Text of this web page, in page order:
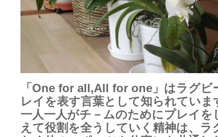
「One for all,All for one」はラグビ
レイを表す言葉として知られていま
一人一人がチ－ムのためにプレイを
えて役割を全うしていく精神は、ラ